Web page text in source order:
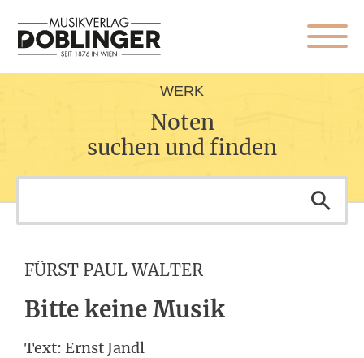
WERK
Noten
suchen und finden
FÜRST PAUL WALTER
Bitte keine Musik
Text: Ernst Jandl